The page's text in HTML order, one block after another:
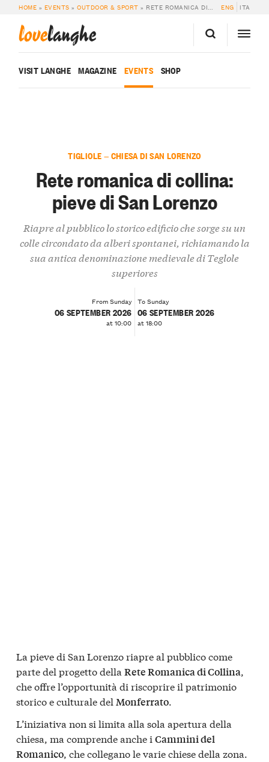
HOME » EVENTS »OUTDOOR & SPORT » RETE ROMANICA DI COLLINA: PIEVE DI SAN LORENZO ENG ITA
lovelanghe
VISIT LANGHE MAGAZINE EVENTS SHOP
TIGLIOLE — CHIESA DI SAN LORENZO
Rete romanica di collina:
pieve di San Lorenzo
Riapre al pubblico lo storico edificio che sorge su un
colle circondato da alberi spontanei, richiamando la
sua antica denominazione medievale di Teglole
superiores
From Sunday
06 SEPTEMBER 2026
at 10:00
To Sunday
06 SEPTEMBER 2026
at 18:00
La pieve di San Lorenzo riapre al pubblico come
parte del progetto della Rete Romanica di Collina,
che offre l’opportunità di riscoprire il patrimonio
storico e culturale del Monferrato.
L’iniziativa non si limita alla sola apertura della
chiesa, ma comprende anche i Cammini del
Romanico, che collegano le varie chiese della zona.